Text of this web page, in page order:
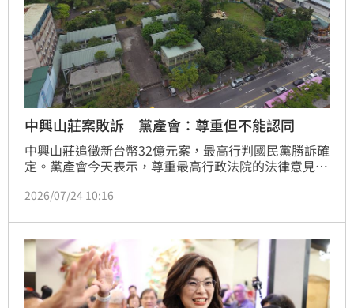
中興山莊案敗訴 黨產會：尊重但不能認同
中興山莊追徵新台幣32億元案，最高行判國民黨勝訴確
定。黨產會今天表示，尊重最高行政法院的法律意見，
可由國家常年編預算供其開銷、購置土地，又轉賣給民
2026/07/24 10:16